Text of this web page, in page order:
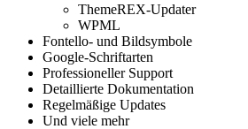
ThemeREX-Updater
WPML
Fontello- und Bildsymbole
Google-Schriftarten
Professioneller Support
Detaillierte Dokumentation
Regelmäßige Updates
Und viele mehr